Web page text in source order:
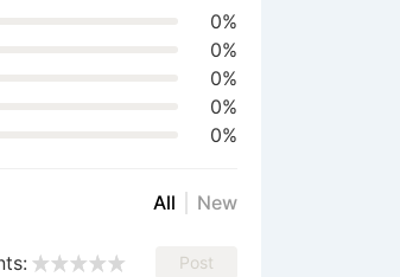
0%
0%
0%
0%
0%
All New
Post